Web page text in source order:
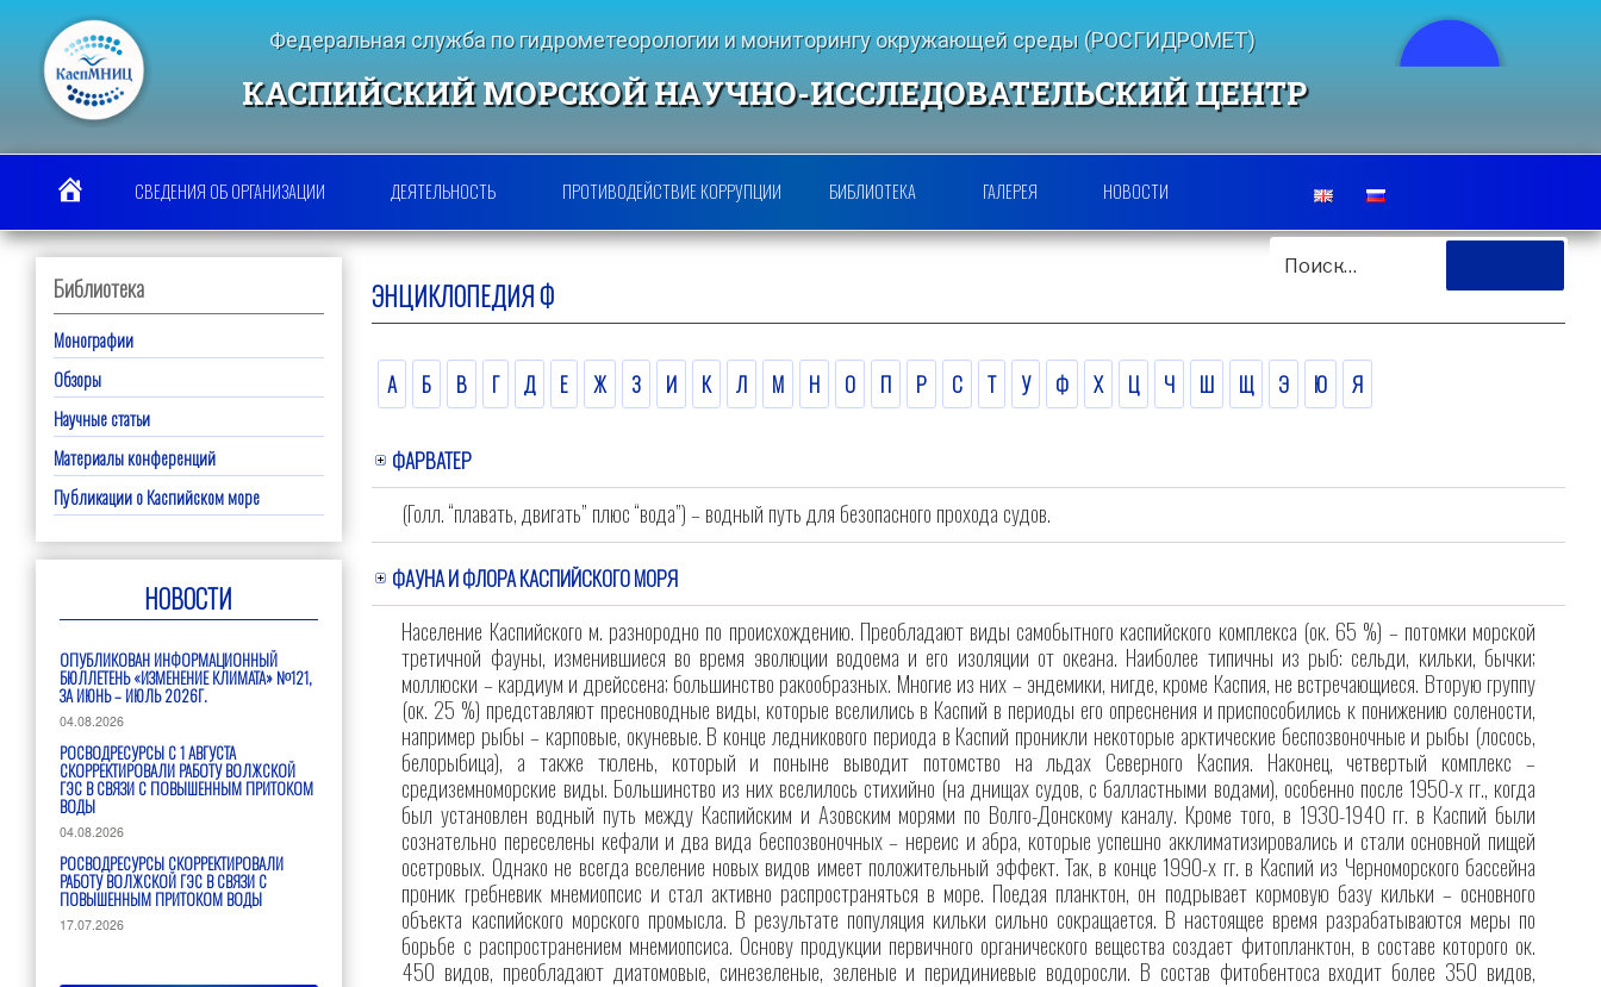
содержимому
Федеральная служба по гидрометеорологии и мониторингу окружающей среды (РОСГИДРОМЕТ)
КАСПИЙСКИЙ МОРСКОЙ НАУЧНО-ИССЛЕДОВАТЕЛЬСКИЙ ЦЕНТР
СВЕДЕНИЯ ОБ ОРГАНИЗАЦИИ ДЕЯТЕЛЬНОСТЬ ПРОТИВОДЕЙСТВИЕ КОРРУПЦИИ БИБЛИОТЕКА ГАЛЕРЕЯ НОВОСТИ
ИСКАТЬ:
Библиотека
Монографии
Обзоры
Научные статьи
Материалы конференций
Публикации о Каспийском море
НОВОСТИ
ОПУБЛИКОВАН ИНФОРМАЦИОННЫЙ
БЮЛЛЕТЕНЬ «ИЗМЕНЕНИЕ КЛИМАТА» №121,
ЗА ИЮНЬ – ИЮЛЬ 2026Г.
04.08.2026
РОСВОДРЕСУРСЫ С 1 АВГУСТА
СКОРРЕКТИРОВАЛИ РАБОТУ ВОЛЖСКОЙ
ГЭС В СВЯЗИ С ПОВЫШЕННЫМ ПРИТОКОМ
ВОДЫ
04.08.2026
РОСВОДРЕСУРСЫ СКОРРЕКТИРОВАЛИ
РАБОТУ ВОЛЖСКОЙ ГЭС В СВЯЗИ С
ПОВЫШЕННЫМ ПРИТОКОМ ВОДЫ
17.07.2026
ЭНЦИКЛОПЕДИЯ Ф
А Б В Г Д Е Ж З И К Л М Н О П Р С Т У Ф Х Ц Ч Ш Щ Э Ю Я
ФАРВАТЕР
(Голл. “плавать, двигать” плюс “вода”) – водный путь для безопасного прохода судов.
ФАУНА И ФЛОРА КАСПИЙСКОГО МОРЯ
Население Каспийского м. разнородно по происхождению. Преобладают виды самобытного каспийского комплекса (ок. 65 %) – потомки морской
третичной фауны, изменившиеся во время эволюции водоема и его изоляции от океана. Наиболее типичны из рыб: сельди, кильки, бычки;
моллюски – кардиум и дрейссена; большинство ракообразных. Многие из них – эндемики, нигде, кроме Каспия, не встречающиеся. Вторую группу
(ок. 25 %) представляют пресноводные виды, которые вселились в Каспий в периоды его опреснения и приспособились к понижению солености,
например рыбы – карповые, окуневые. В конце ледникового периода в Каспий проникли некоторые арктические беспозвоночные и рыбы (лосось,
белорыбица), а также тюлень, который и поныне выводит потомство на льдах Северного Каспия. Наконец, четвертый комплекс –
средиземноморские виды. Большинство из них вселилось стихийно (на днищах судов, с балластными водами), особенно после 1950-х гг., когда
был установлен водный путь между Каспийским и Азовским морями по Волго-Донскому каналу. Кроме того, в 1930-1940 гг. в Каспий были
сознательно переселены кефали и два вида беспозвоночных – нереис и абра, которые успешно акклиматизировались и стали основной пищей
осетровых. Однако не всегда вселение новых видов имеет положительный эффект. Так, в конце 1990-х гг. в Каспий из Черноморского бассейна
проник гребневик мнемиопсис и стал активно распространяться в море. Поедая планктон, он подрывает кормовую базу кильки – основного
объекта каспийского морского промысла. В результате популяция кильки сильно сокращается. В настоящее время разрабатываются меры по
борьбе с распространением мнемиопсиса. Основу продукции первичного органического вещества создает фитопланктон, в составе которого ок.
450 видов, преобладают диатомовые, синезеленые, зеленые и перидиниевые водоросли. В состав фитобентоса входит более 350 видов,